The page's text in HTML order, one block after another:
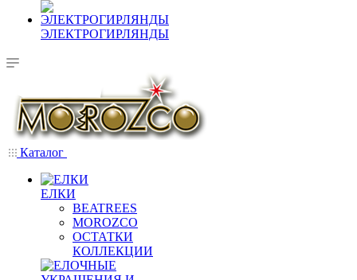
ЭЛЕКТРОГИРЛЯНДЫ
Каталог
ЕЛКИ
BEATREES
MOROZCO
ОСТАТКИ
КОЛЛЕКЦИИ